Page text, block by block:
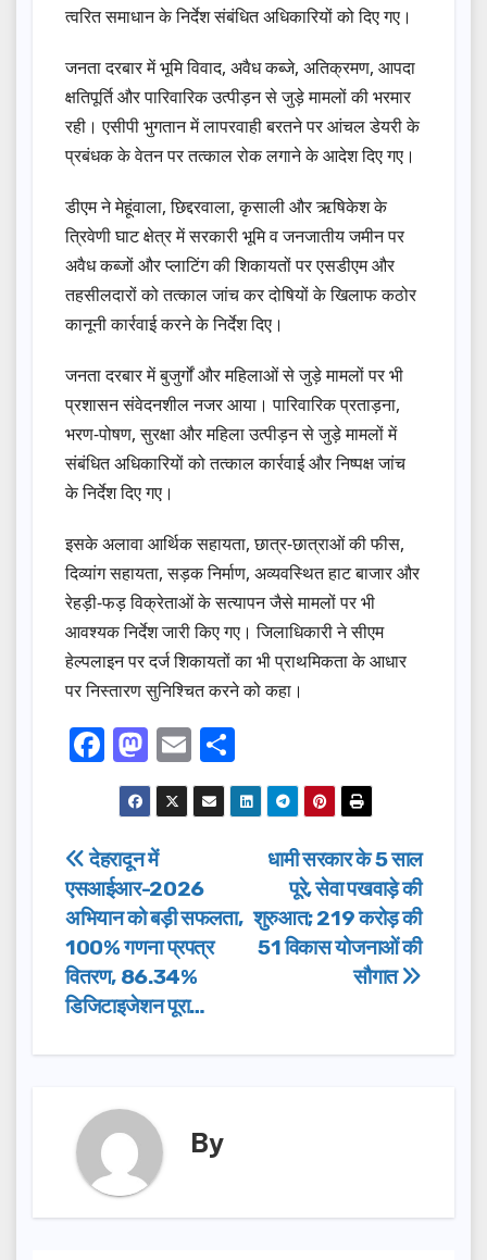
त्वरित समाधान के निर्देश संबंधित अधिकारियों को दिए गए।
जनता दरबार में भूमि विवाद, अवैध कब्जे, अतिक्रमण, आपदा
क्षतिपूर्ति और पारिवारिक उत्पीड़न से जुड़े मामलों की भरमार
रही। एसीपी भुगतान में लापरवाही बरतने पर आंचल डेयरी के
प्रबंधक के वेतन पर तत्काल रोक लगाने के आदेश दिए गए।
डीएम ने मेहूंवाला, छिद्दरवाला, कृसाली और ऋषिकेश के
त्रिवेणी घाट क्षेत्र में सरकारी भूमि व जनजातीय जमीन पर
अवैध कब्जों और प्लाटिंग की शिकायतों पर एसडीएम और
तहसीलदारों को तत्काल जांच कर दोषियों के खिलाफ कठोर
कानूनी कार्रवाई करने के निर्देश दिए।
जनता दरबार में बुजुर्गों और महिलाओं से जुड़े मामलों पर भी
प्रशासन संवेदनशील नजर आया। पारिवारिक प्रताड़ना,
भरण-पोषण, सुरक्षा और महिला उत्पीड़न से जुड़े मामलों में
संबंधित अधिकारियों को तत्काल कार्रवाई और निष्पक्ष जांच
के निर्देश दिए गए।
इसके अलावा आर्थिक सहायता, छात्र-छात्राओं की फीस,
दिव्यांग सहायता, सड़क निर्माण, अव्यवस्थित हाट बाजार और
रेहड़ी-फड़ विक्रेताओं के सत्यापन जैसे मामलों पर भी
आवश्यक निर्देश जारी किए गए। जिलाधिकारी ने सीएम
हेल्पलाइन पर दर्ज शिकायतों का भी प्राथमिकता के आधार
पर निस्तारण सुनिश्चित करने को कहा।
F
a
c
e
b
o
o
k
M
a
st
o
d
o
n
E
m
ail
h
ar
Post
navigation
धामी सरकार के 5 साल
पूरे, सेवा पखवाड़े की
शुरुआत; 219 करोड़ की
51 विकास योजनाओं की
सौगात
देहरादून में
एसआईआर-2026
अभियान को बड़ी सफलता,
100% गणना प्रपत्र
वितरण, 86.34%
डिजिटाइजेशन पूरा…
By